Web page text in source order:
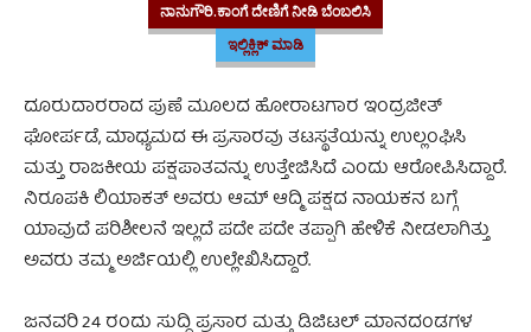
ನಾನುಗೌರಿ.ಕಾಂಗೆ ದೇಣಿಗೆ ನೀಡಿ ಬೆಂಬಲಿಸಿ
ಇಲ್ಲಿಕ್ಲಿಕ್ ಮಾಡಿ
ದೂರುದಾರರಾದ ಪುಣೆ ಮೂಲದ ಹೋರಾಟಗಾರ ಇಂದ್ರಜೀತ್
ಘೋರ್ಪಡೆ, ಮಾಧ್ಯಮದ ಈ ಪ್ರಸಾರವು ತಟಸ್ಥತೆಯನ್ನು ಉಲ್ಲಂಘಿಸಿ
ಮತ್ತು ರಾಜಕೀಯ ಪಕ್ಷಪಾತವನ್ನು ಉತ್ತೇಜಿಸಿದೆ ಎಂದು ಆರೋಪಿಸಿದ್ದಾರೆ.
ನಿರೂಪಕಿ ಲಿಯಾಕತ್ ಅವರು ಆಮ್ ಆದ್ಮಿ ಪಕ್ಷದ ನಾಯಕನ ಬಗ್ಗೆ
ಯಾವುದೆ ಪರಿಶೀಲನೆ ಇಲ್ಲದೆ ಪದೇ ಪದೇ ತಪ್ಪಾಗಿ ಹೇಳಿಕೆ ನೀಡಲಾಗಿತ್ತು
ಅವರು ತಮ್ಮ ಅರ್ಜಿಯಲ್ಲಿ ಉಲ್ಲೇಖಿಸಿದ್ದಾರೆ.
ಜನವರಿ 24 ರಂದು ಸುದ್ದಿ ಪ್ರಸಾರ ಮತ್ತು ಡಿಜಿಟಲ್ ಮಾನದಂಡಗಳ